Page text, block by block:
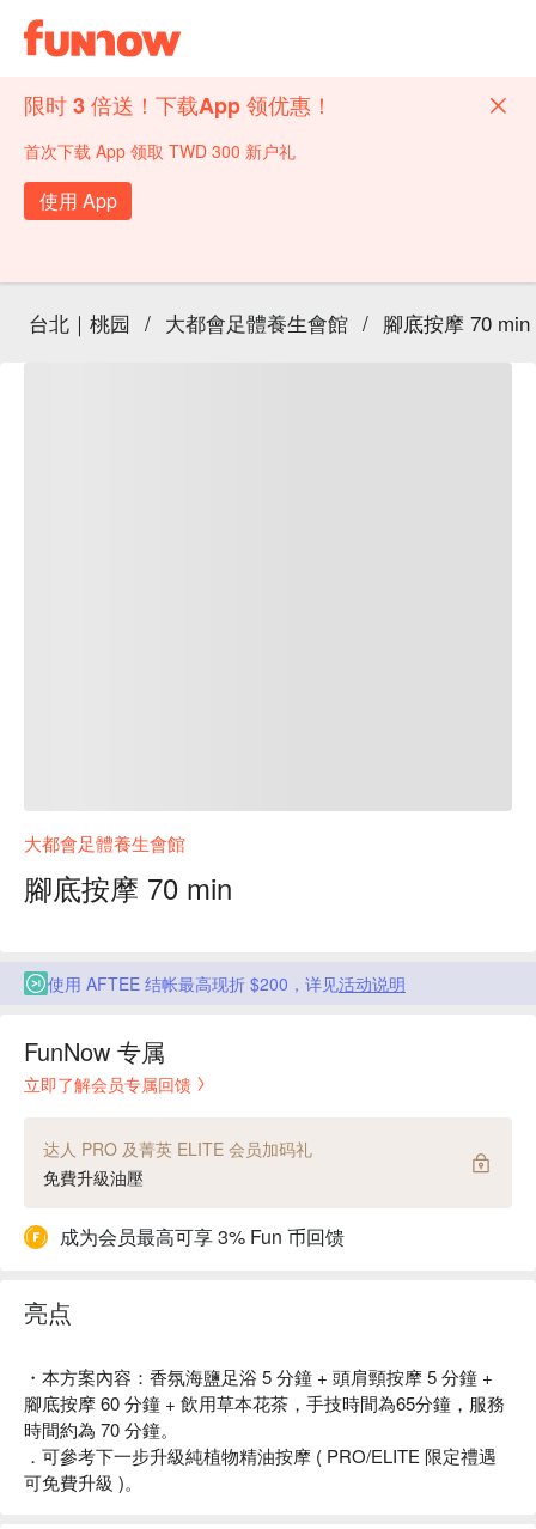
限时 3 倍送！下载App 领优惠！
首次下载 App 领取 TWD 300 新户礼
使用 App
台北｜桃园 / 大都會足體養生會館 / 腳底按摩 70 min
大都會足體養生會館
腳底按摩 70 min
使用 AFTEE 结帐最高现折 $200，详见活动说明
FunNow 专属
立即了解会员专属回馈
达人 PRO 及菁英 ELITE 会员加码礼
免費升級油壓
成为会员最高可享 3% Fun 币回馈
亮点
・本方案內容：香氛海鹽足浴 5 分鐘 + 頭肩頸按摩 5 分鐘 +
腳底按摩 60 分鐘 + 飲用草本花茶，手技時間為65分鐘，服務
時間約為 70 分鐘。
．可參考下一步升級純植物精油按摩 ( PRO/ELITE 限定禮遇
可免費升級 )。